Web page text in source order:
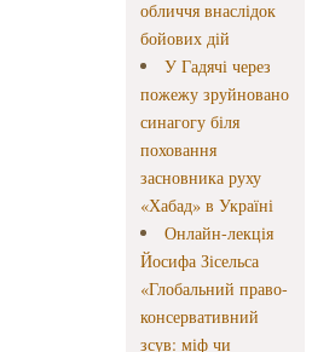
обличчя внаслідок
бойових дій
У Гадячі через
пожежу зруйновано
синагогу біля
поховання
засновника руху
«Хабад» в Україні
Онлайн-лекція
Йосифа Зісельса
«Глобальний право-
консервативний
зсув: міф чи